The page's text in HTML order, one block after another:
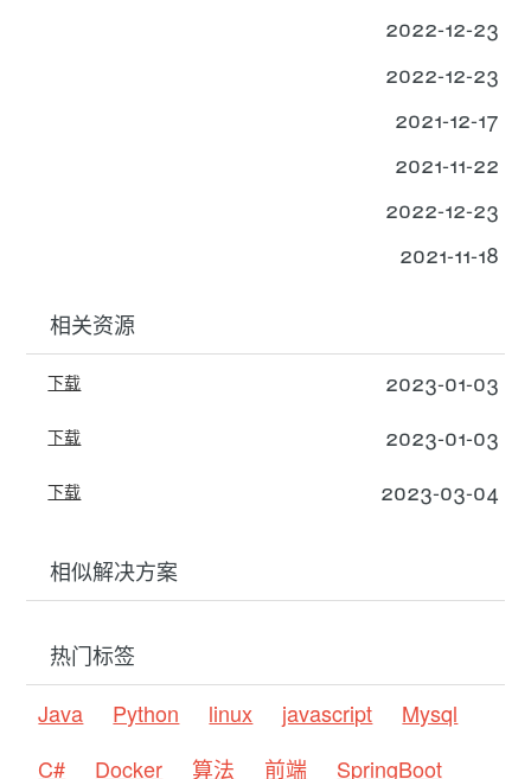
2022-12-23
2022-12-23
2021-12-17
2021-11-22
2022-12-23
2021-11-18
相关资源
下载 2023-01-03
下载 2023-01-03
下载 2023-03-04
相似解决方案
热门标签
Java
Python linux javascript
Mysql
C#
Docker 算法 前端
SpringBoot